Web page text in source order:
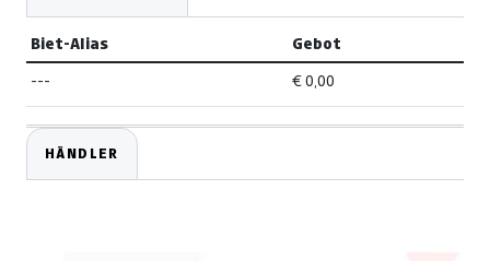
Biet-Alias Gebot
--- € 0,00
HÄNDLER